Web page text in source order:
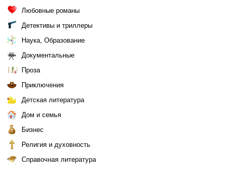
Любовные романы
Детективы и триллеры
Наука, Образование
Документальные
Проза
Приключения
Детская литература
Дом и семья
Бизнес
Религия и духовность
Справочная литература